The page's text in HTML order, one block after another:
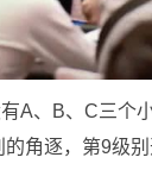
A、B、C三个
角逐，第9级别